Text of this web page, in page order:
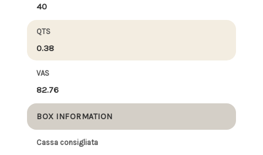
40
QTS
0.38
VAS
82.76
BOX INFORMATION
Cassa consigliata